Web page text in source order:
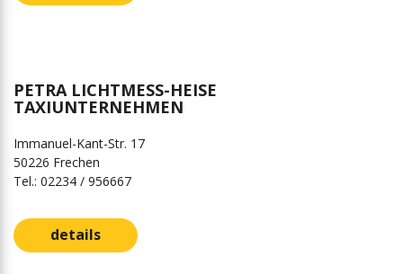
PETRA LICHTMESS-HEISE
TAXIUNTERNEHMEN
Immanuel-Kant-Str. 17
50226 Frechen
Tel.: 02234 / 956667
details